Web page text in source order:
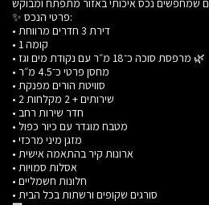
שמחפשים נכס איכותי באזור מתפתח ומבוקש.
✨ פרטי הנכס:
• דירת 3 חדרים מרווחת
• קומה 1
• מרפסת סוכה כ־18 מ״ר עם נקודת מים וגז 🌿
• מחסן פרטי כ־4.5 מ״ר
• סוויטת הורים מפנקת
• 2 שירותים + 2 מקלחות
• חדר שירות רחב
• מטבח מוגדר עם כיור כפול
• מזגן מיני מרכזי
• ארונות קיר בהתאמה אישית
• אסלות סמויות
• חלונות חשמליים
• סורגים שקופים ורשתות בכל הבית